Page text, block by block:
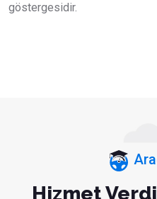
göstergesidir.
Hizmet